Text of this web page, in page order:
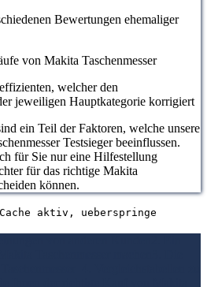
Bewertungen ehemaliger
von Makita Taschenmesser
welcher den
jeweiligen Hauptkategorie korrigiert
ein Teil der Faktoren, welche unsere
Testsieger beeinflussen.
für Sie nur eine Hilfestellung
für das richtige Makita
können.
aktiv, ueberspringe